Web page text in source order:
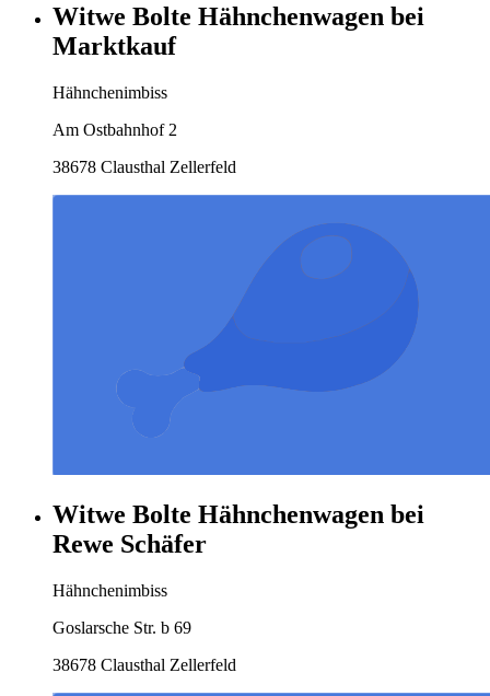
Witwe Bolte Hähnchenwagen bei
Marktkauf
Hähnchenimbiss
Am Ostbahnhof 2
38678 Clausthal Zellerfeld
Witwe Bolte Hähnchenwagen bei
Rewe Schäfer
Hähnchenimbiss
Goslarsche Str. b 69
38678 Clausthal Zellerfeld